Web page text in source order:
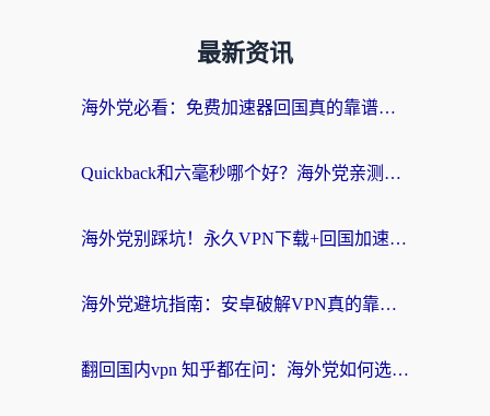
最新资讯
海外党必看：免费加速器回国真的靠谱吗？3步教你选到好用的归雁替代
Quickback和六毫秒哪个好？海外党亲测：选对回国加速器，无缝刷剧办公不再愁
海外党别踩坑！永久VPN下载+回国加速器选择指南，无缝刷国内剧游戏支付
海外党避坑指南：安卓破解VPN真的靠谱吗？教你选对回国加速器无缝刷国内资源
翻回国内vpn 知乎都在问：海外党如何选对加速器，无缝刷剧打游戏？